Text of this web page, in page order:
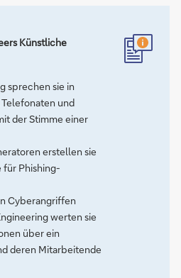
Künstliche
sprechen sie in
und
der Stimme einer
erstellen sie
Phishing-
Cyberangriffen
werten sie
über ein
deren Mitarbeitende